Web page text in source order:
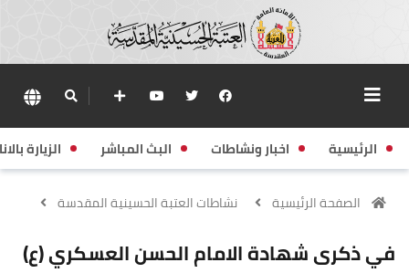
الرئيسية اخبار ونشاطات البث المباشر الزيارة
الصفحة الرئيسية نشاطات العتبة الحسينية المقدسة
في ذكرى شهادة الامام الحسن العسكري (ع)